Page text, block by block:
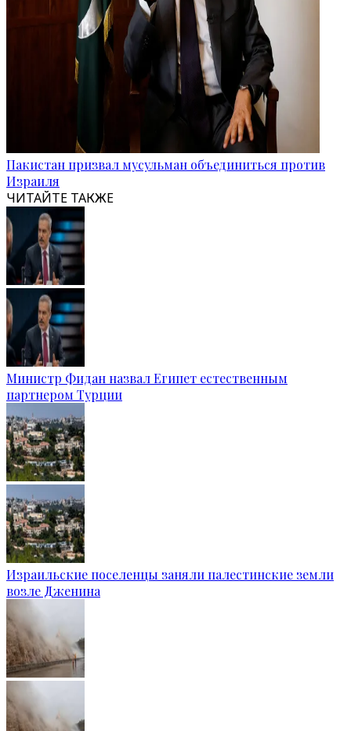
Пакистан призвал мусульман объединиться против
Израиля
ЧИТАЙТЕ ТАКЖЕ
Министр Фидан назвал Египет естественным
партнером Турции
Израильские поселенцы заняли палестинские земли
возле Дженина